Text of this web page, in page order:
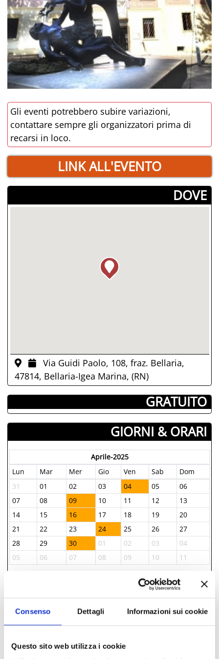
Consenso Dettagli Informazioni sui cookie
Questo sito web utilizza i cookie
Gli eventi potrebbero subire variazioni,
contattare sempre gli organizzatori prima di
recarsi in loco.
LINK ALL'EVENTO
­DOVE
Via Guidi Paolo, 108, fraz. Bellaria,
47814, Bellaria-Igea Marina, (RN)
­ GRATUITO
GIORNI & ORARI
Aprile-2025
Lun
Mar Mer Gio Ven Sab
Dom
31
01 02 03 04 05
06
07
08 09 10 11 12
13
14
15 16 17 18 19
20
21
22 23 24 25 26
27
28
29 30 01 02 03
04
05
06 07 08 09 10 11
INFORMAZIONI ­
TURISTICA
+39 0541 343808